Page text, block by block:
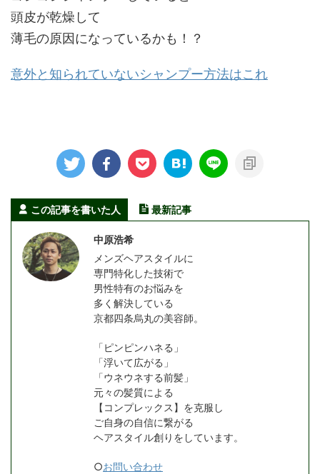
頭皮が乾燥して
薄毛の原因になっているかも！？
意外と知られていないシャンプー方法はこれ
この記事を書いた人 最新記事
中原浩希
メンズヘアスタイルに
専門特化した技術で
男性特有のお悩みを
多く解決している
京都四条烏丸の美容師。
「ピンピンハネる」
「浮いて広がる」
「ウネウネする前髪」
元々の髪質による
【コンプレックス】を克服し
ご自身の自信に繋がる
ヘアスタイル創りをしています。
○お問い合わせ